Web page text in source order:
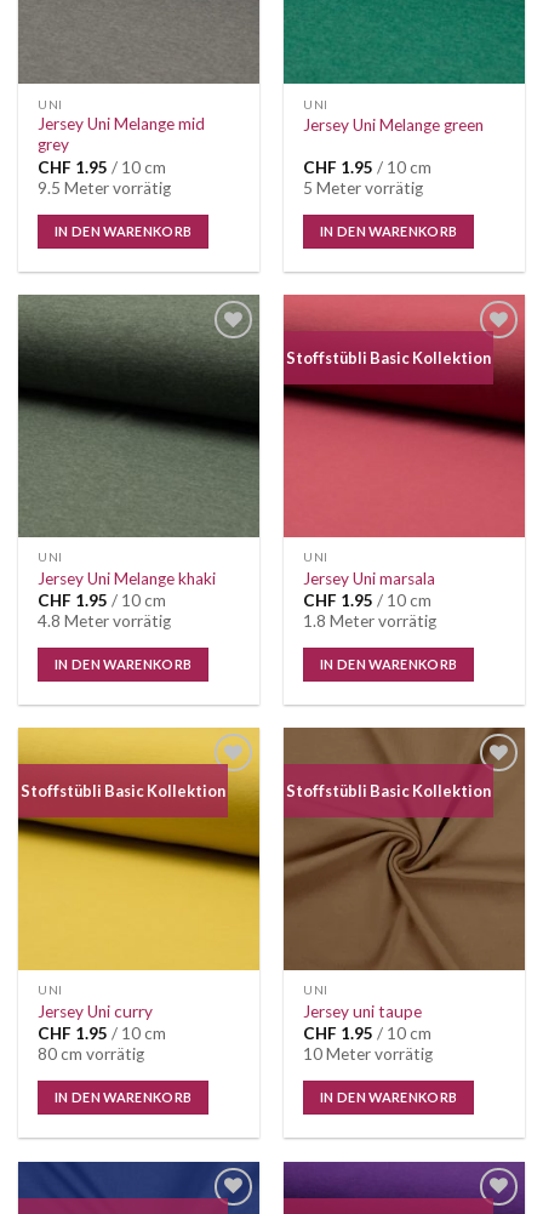
UNI
Jersey Uni Melange mid
grey
CHF 1.95 / 10 cm
9.5 Meter vorrätig
IN DEN WARENKORB
UNI
Jersey Uni Melange green
CHF 1.95 / 10 cm
5 Meter vorrätig
IN DEN WARENKORB
Auf die
Wunschliste
UNI
Jersey Uni Melange khaki
CHF 1.95 / 10 cm
4.8 Meter vorrätig
IN DEN WARENKORB
Stoffstübli Basic Kollektion
Auf die
Wunschliste
UNI
Jersey Uni marsala
CHF 1.95 / 10 cm
1.8 Meter vorrätig
IN DEN WARENKORB
Stoffstübli Basic Kollektion
Auf die
UNI
Jersey Uni curry
CHF 1.95 / 10 cm
80 cm vorrätig
IN DEN WARENKORB
Stoffstübli Basic Kollektion
Auf die
UNI
Jersey uni taupe
CHF 1.95 / 10 cm
10 Meter vorrätig
IN DEN WARENKORB